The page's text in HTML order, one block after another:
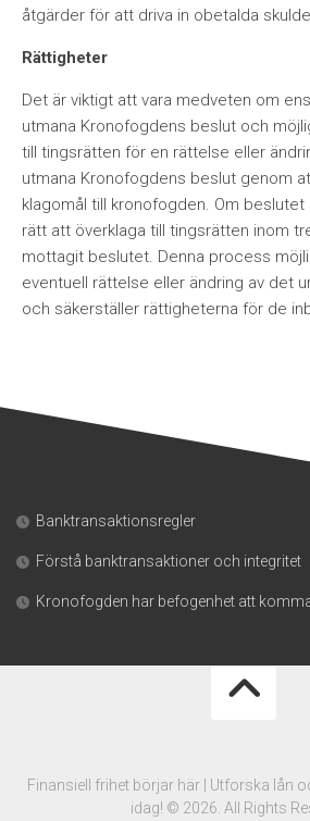
åtgärder för att driva in obetalda
Rättigheter
Det är viktigt att vara medveten om
utmana Kronofogdens beslut och
till tingsrätten för en rättelse eller
utmana Kronofogdens beslut genom
klagomål till kronofogden. Om
rätt att överklaga till tingsrätten inom
mottagit beslutet. Denna process
eventuell rättelse eller ändring av det
och säkerställer rättigheterna för de
Banktransaktionsregler
Förstå banktransaktioner och integritet
Kronofogden har befogenhet att
Finansiell frihet börjar här | Utforska lån
idag! © 2026. All Rights